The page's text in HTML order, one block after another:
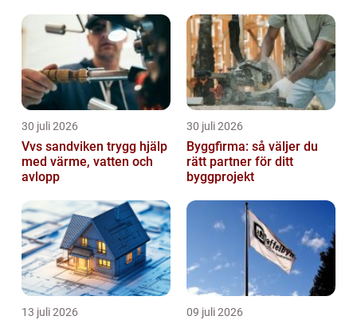
30 juli 2026
Vvs sandviken trygg hjälp
med värme, vatten och
avlopp
30 juli 2026
Byggfirma: så väljer du
rätt partner för ditt
byggprojekt
13 juli 2026 09 juli 2026